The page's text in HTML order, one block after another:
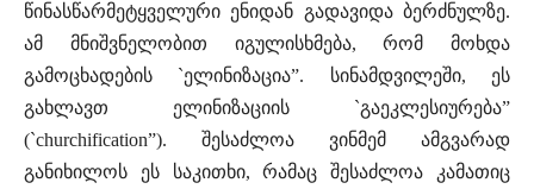
წინასწარმეტყველური ენიდან გადავიდა ბერძნულზე.
ამ მნიშვნელობით იგულისხმება, რომ მოხდა
გამოცხადების `ელინიზაცია”. სინამდვილეში, ეს
გახლავთ ელინიზაციის `გაეკლესიურება”
(`churchification”). შესაძლოა ვინმემ ამგვარად
განიხილოს ეს საკითხი, რამაც შესაძლოა კამათიც